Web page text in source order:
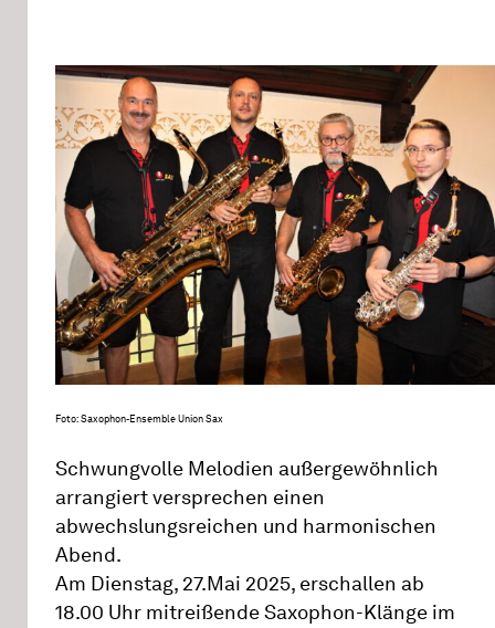
Foto: Saxophon-Ensemble Union Sax
Schwungvolle Melodien außergewöhnlich
arrangiert versprechen einen
abwechslungsreichen und harmonischen
Abend.
Am Dienstag, 27.Mai 2025, erschallen ab
18.00 Uhr mitreißende Saxophon-Klänge im